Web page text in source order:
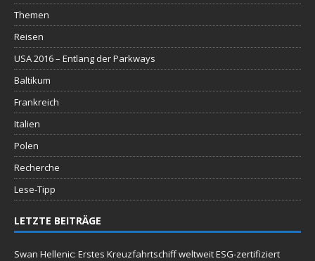
Themen
Reisen
USA 2016 – Entlang der Parkways
Baltikum
Frankreich
Italien
Polen
Recherche
Lese-Tipp
LETZTE BEITRÄGE
Swan Hellenic: Erstes Kreuzfahrtschiff weltweit ESG-zertifiziert